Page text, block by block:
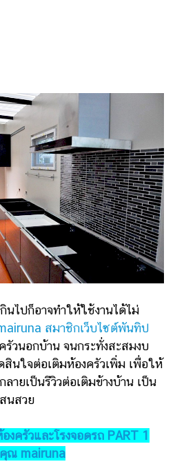
นไปก็อาจทำให้ใช้งานได้ไม่
สมาชิกเว็บไซต์พันทิป
รัวนอกบ้าน จนกระทั่งสะสมงบ
นใจต่อเติมห้องครัวเพิ่ม เพื่อให้
ายเป็นรีวิวต่อเติมข้างบ้าน เป็น
นสวย
งครัวและโรงจอดรถ PART 1
ณ mairuna